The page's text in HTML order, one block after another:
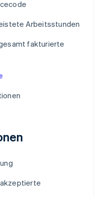
Arbeitsstunden
fakturierte